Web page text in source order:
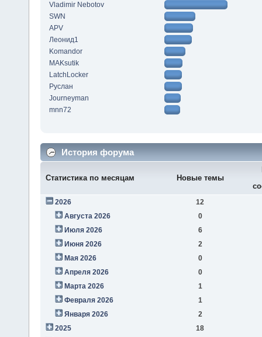
Vladimir Nebotov
SWN
APV
Леонид1
Komandor
MAKsutik
LatchLocker
Руслан
Journeyman
mnn72
История форума
Статистика по месяцам Новые темы
2026
12
Августа 2026
0
Июля 2026
6
Июня 2026
2
Мая 2026
0
Апреля 2026
0
Марта 2026
1
Февраля 2026
1
Января 2026
2
2025
18